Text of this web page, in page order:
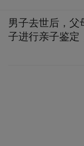
男子去世后，父
子进行亲子鉴定